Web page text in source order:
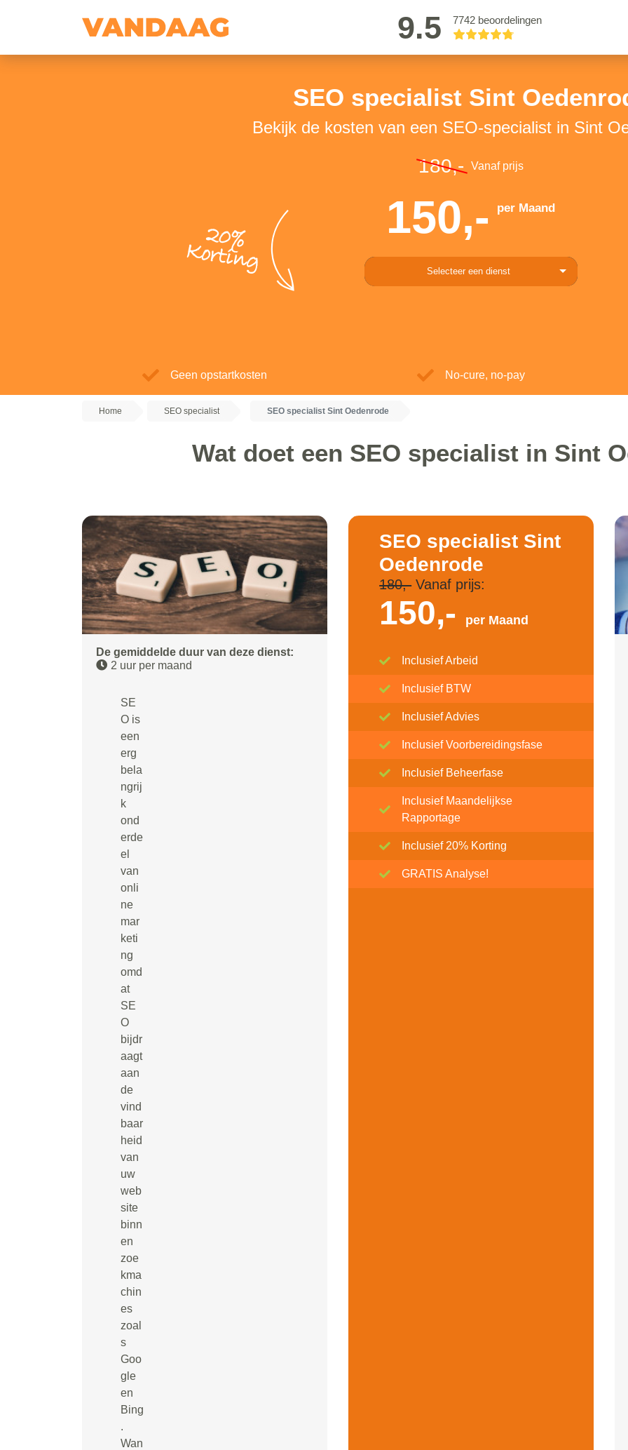
9.5 7742 beoordelingen
SEO specialist Sint
Bekijk de kosten van een SEO-specialist in Sint
20%
Korting
180,- Vanaf prijs
150,- per Maand
Selecteer een dienst
Geen opstartkosten No-cure, no-pay
Home SEO specialist SEO specialist Sint Oedenrode
Wat doet een SEO specialist in Sint
De gemiddelde duur van deze dienst:
2 uur per maand
SE
O is
een
erg
bela
ngrij
k
ond
erde
el
van
onli
ne
mar
keti
ng
omd
at
SE
O
bijdr
aagt
aan
de
vind
baar
heid
van
uw
web
site
binn
en
zoe
kma
chin
es
zoal
s
Goo
gle
en
Bing
.
Wan
SEO specialist Sint
Oedenrode
180,-Vanaf prijs:
150,- per Maand
Inclusief Arbeid
Inclusief BTW
Inclusief Advies
Inclusief Voorbereidingsfase
Inclusief Beheerfase
Inclusief Maandelijkse
Rapportage
Inclusief 20% Korting
GRATIS Analyse!